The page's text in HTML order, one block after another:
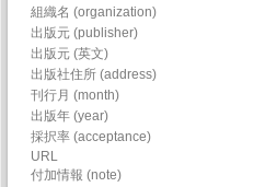
組織名 (organization)
出版元 (publisher)
出版元 (英文)
出版社住所 (address)
刊行月 (month)
出版年 (year)
採択率 (acceptance)
URL
付加情報 (note)